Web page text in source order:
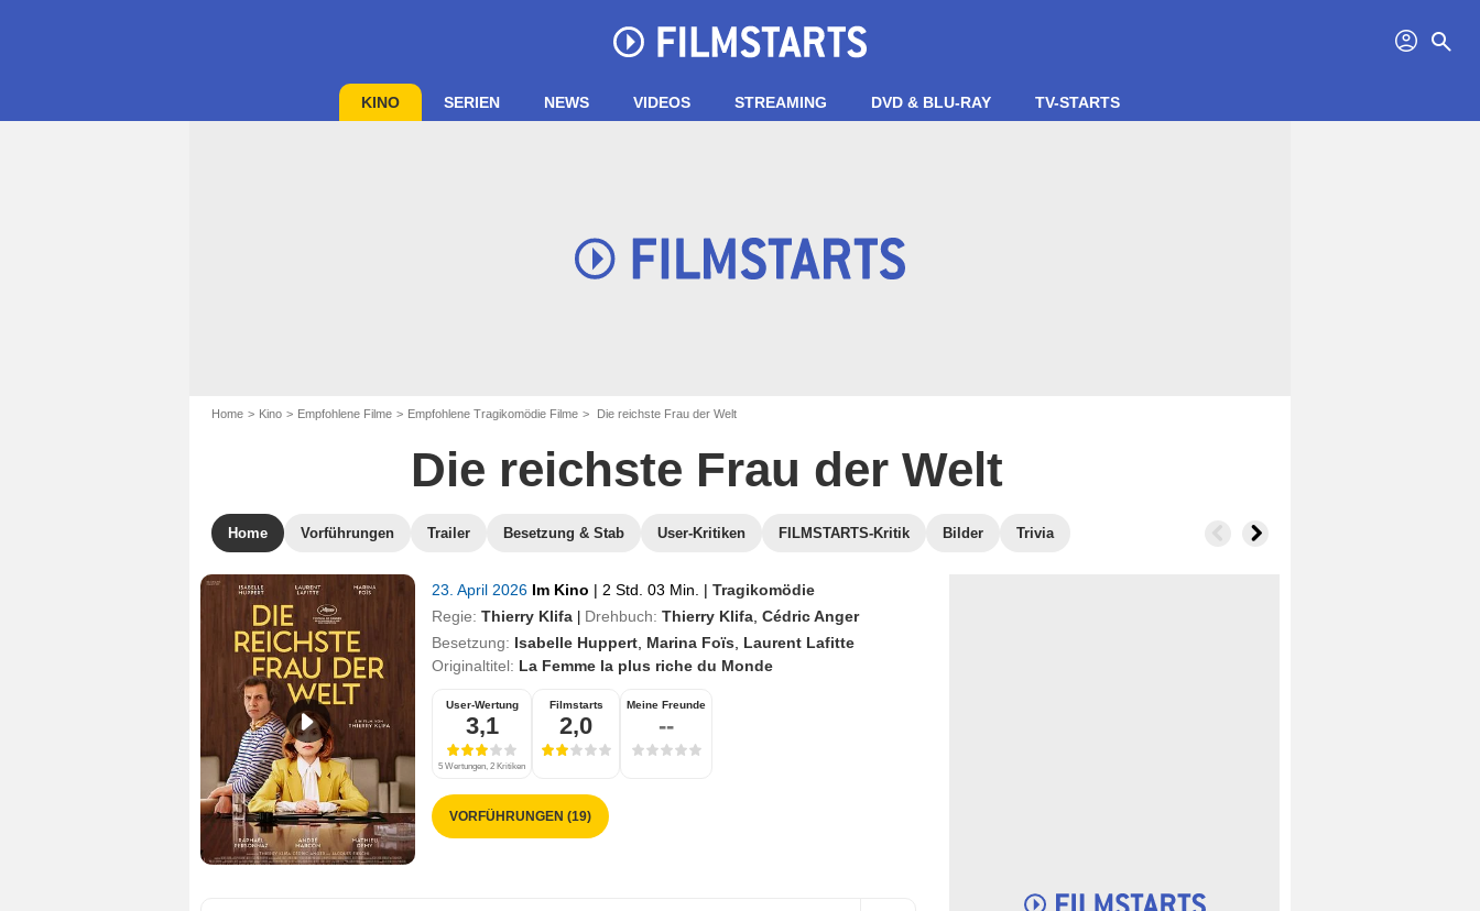
profil search
KINO SERIEN NEWS VIDEOS STREAMING DVD & BLU-RAY TV-STARTS
Home Kino Empfohlene Filme Empfohlene Tragikomödie Filme Die reichste Frau der Welt
Die reichste Frau der Welt
Home Vorführungen Trailer Besetzung & Stab User-Kritiken FILMSTARTS-Kritik Bilder Trivia
23. April 2026 Im Kino | 2 Std. 03 Min. | Tragikomödie
Regie: Thierry Klifa Drehbuch: Thierry Klifa Cédric Anger
Besetzung: Isabelle Huppert Marina Foïs
Laurent Lafitte
Originaltitel: La Femme la plus riche du Monde
User-Wertung
3,1
5 Wertungen, 2 Kritiken
Filmstarts
2,0
Meine Freunde
--
VORFÜHRUNGEN (19)